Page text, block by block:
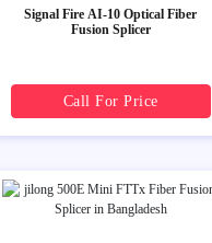
Signal Fire AI-10 Optical Fiber
Fusion Splicer
Call For Price